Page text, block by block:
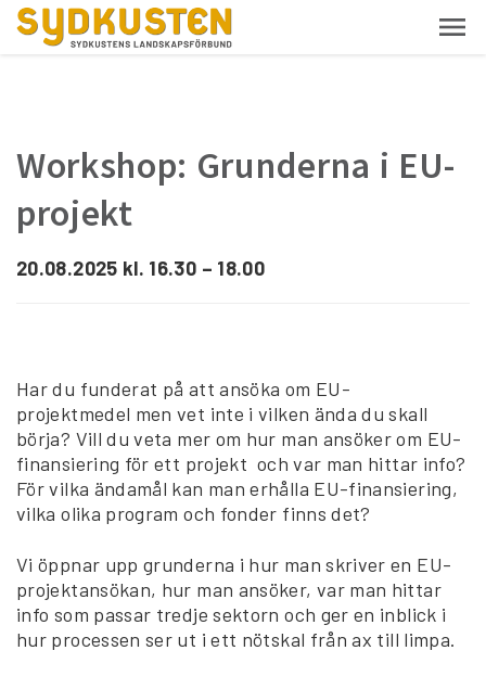
Workshop: Grunderna i EU-
projekt
20.08.2025 kl. 16.30 – 18.00
Har du funderat på att ansöka om EU-
projektmedel men vet inte i vilken ända du skall
börja? Vill du veta mer om hur man ansöker om EU-
finansiering för ett projekt och var man hittar info?
För vilka ändamål kan man erhålla EU-finansiering,
vilka olika program och fonder finns det?
Vi öppnar upp grunderna i hur man skriver en EU-
projektansökan, hur man ansöker, var man hittar
info som passar tredje sektorn och ger en inblick i
hur processen ser ut i ett nötskal från ax till limpa.